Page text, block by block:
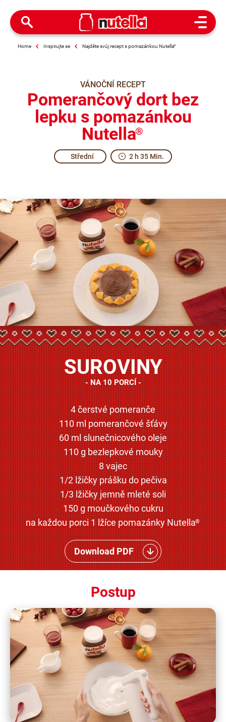
Open
Home Inspirujte se Najděte svůj recept s pomazánkou Nutella®
VÁNOČNÍ RECEPT
Pomerančový dort bez
lepku s pomazánkou
Nutella®
Střední 2 h 35 Min.
SUROVINY
NA 10 PORCÍ
4 čerstvé pomeranče
110 ml pomerančové šťávy
60 ml slunečnicového oleje
110 g bezlepkové mouky
8 vajec
1/2 lžičky prášku do pečiva
1/3 lžičky jemně mleté soli
150 g moučkového cukru
na každou porci 1 lžíce pomazánky Nutella®
Download PDF
Postup